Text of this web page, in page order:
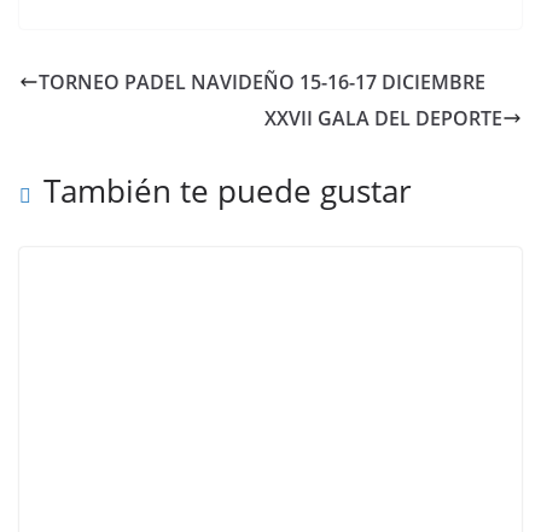
TORNEO PADEL NAVIDEÑO 15-16-17 DICIEMBRE
XXVII GALA DEL DEPORTE
También te puede gustar